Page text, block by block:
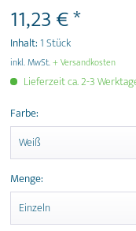
11,23 € *
Inhalt:1 Stück
inkl. MwSt.+ Versandkosten
Lieferzeit ca. 2-3
Farbe:
Menge: